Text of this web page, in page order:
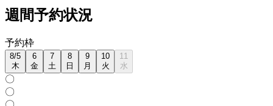
週間予約状況
予約枠
8/5
木
6
金
7
土
8
日
9
月
10
火
11
水
〇
〇